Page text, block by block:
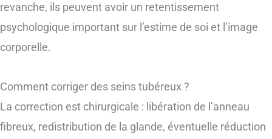
revanche, ils peuvent avoir un retentissement
psychologique important sur l’estime de soi et l’image
corporelle.
Comment corriger des seins tubéreux ?
La correction est chirurgicale : libération de l’anneau
fibreux, redistribution de la glande, éventuelle réduction